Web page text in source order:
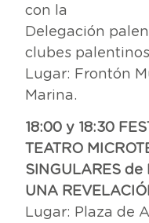
con la
Delegación
clubes
Lugar: Frontón
Marina.
18:00 y 18:30
TEATRO
SINGULARES de
UNA
Lugar: Plaza de